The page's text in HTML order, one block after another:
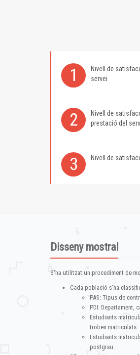
1 Nivell de
servei
2 Nivell de
prestació del
3 Nivell de
Disseny mostral
S'ha utilitzat un procediment de
Cada població s'ha
PAS: Tipus de
PDI: Departament,
Estudiants
troben matriculats
Estudiants
postgrau